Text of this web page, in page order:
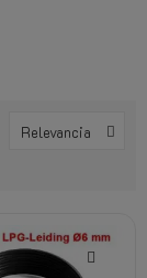
Relevancia